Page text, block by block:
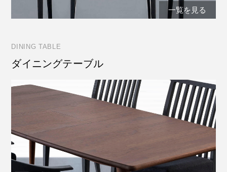
一覧を見る
DINING TABLE
ダイニングテーブル